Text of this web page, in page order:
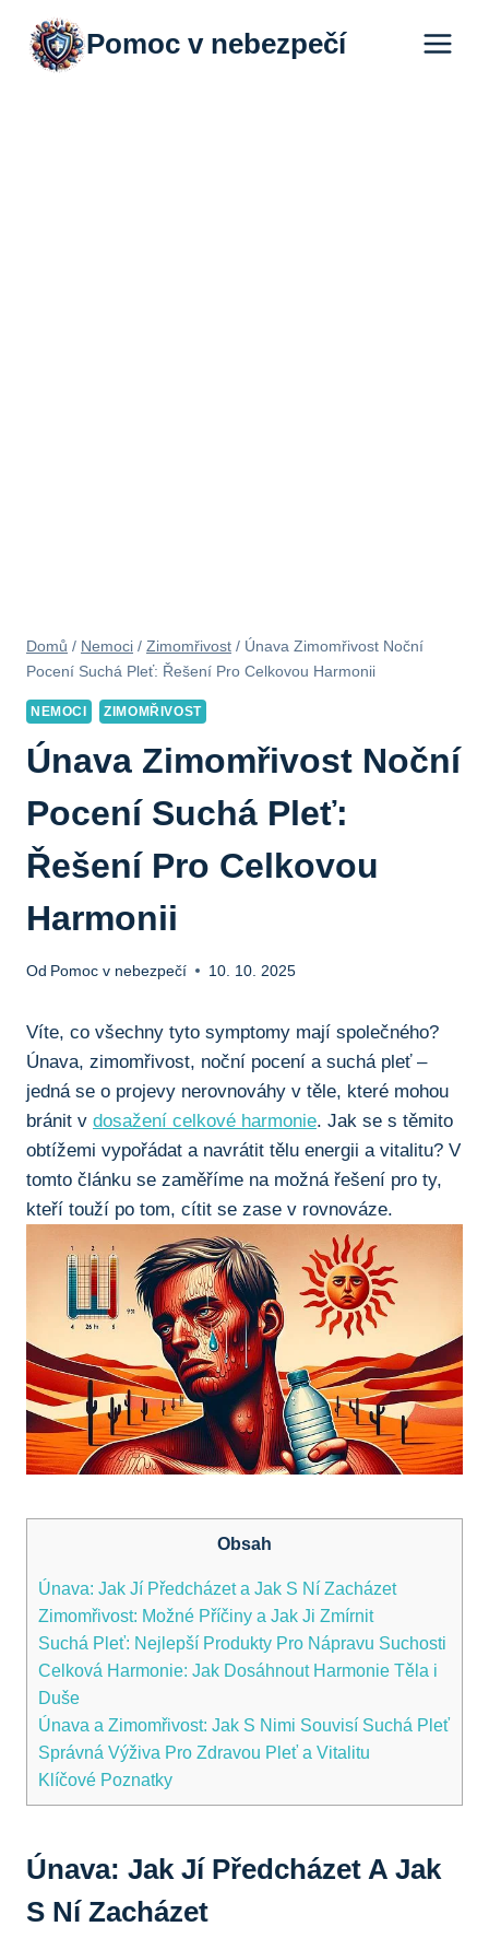
Přeskočit
obsah
Pomoc v nebezpečí
Domů / Nemoci / Zimomřivost / Únava Zimomřivost Noční
Pocení Suchá Pleť: Řešení Pro Celkovou Harmonii
NEMOCI ZIMOMŘIVOST
Únava Zimomřivost Noční
Pocení Suchá Pleť:
Řešení Pro Celkovou
Harmonii
Od Pomoc v nebezpečí 10. 10. 2025
Víte, co všechny tyto symptomy mají společného?
Únava, zimomřivost, noční pocení a suchá pleť –
jedná se o projevy nerovnováhy v těle, které mohou
bránit v dosažení celkové harmonie. Jak se s těmito
obtížemi vypořádat a navrátit tělu energii a vitalitu? V
tomto článku se zaměříme na možná řešení pro ty,
kteří touží po tom, cítit se zase v rovnováze.
Obsah
Únava: Jak Jí Předcházet a Jak S Ní Zacházet
Zimomřivost: Možné Příčiny a Jak Ji Zmírnit
Suchá Pleť: Nejlepší Produkty Pro Nápravu Suchosti
Celková Harmonie: Jak Dosáhnout Harmonie Těla i
Duše
Únava a Zimomřivost: Jak S Nimi Souvisí Suchá Pleť
Správná Výživa Pro Zdravou Pleť a Vitalitu
Klíčové Poznatky
Únava: Jak Jí Předcházet A Jak
S Ní Zacházet